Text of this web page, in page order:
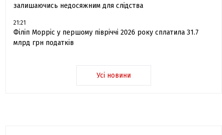
залишаючись недосяжним для слідства
21:21
Філіп Морріс у першому півріччі 2026 року сплатила 31.7
млрд грн податків
Усі новини